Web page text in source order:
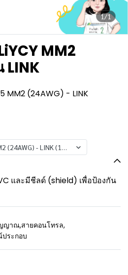
1/1
MM2
LINK
MM2 (24AWG) - LINK
(24AWG) - LINK (100เมตร)
และมีชีลด์ (shield) เพื่อป้องกัน
ญาณ,สายคอนโทรล,
ระกอบ